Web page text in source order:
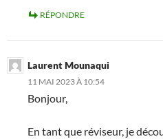
RÉPONDRE
Laurent Mounaqui
11 MAI 2023 À 10:54
Bonjour,
En tant que réviseur, je